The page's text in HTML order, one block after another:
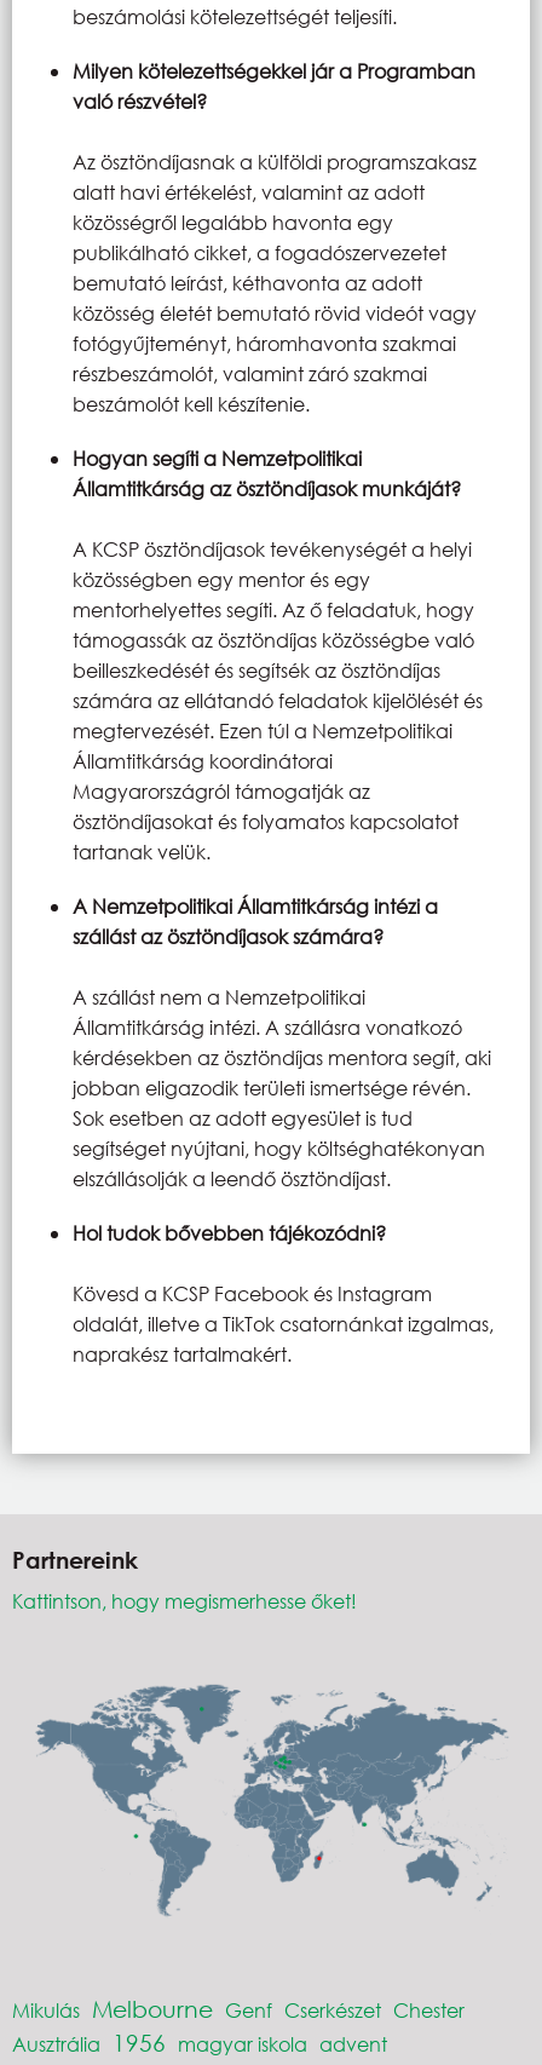
beszámolási kötelezettségét teljesíti.
Milyen kötelezettségekkel jár a Programban
való részvétel?
Az ösztöndíjasnak a külföldi programszakasz
alatt havi értékelést, valamint az adott
közösségről legalább havonta egy
publikálható cikket, a fogadószervezetet
bemutató leírást, kéthavonta az adott
közösség életét bemutató rövid videót vagy
fotógyűjteményt, háromhavonta szakmai
részbeszámolót, valamint záró szakmai
beszámolót kell készítenie.
Hogyan segíti a Nemzetpolitikai
Államtitkárság az ösztöndíjasok munkáját?
A KCSP ösztöndíjasok tevékenységét a helyi
közösségben egy mentor és egy
mentorhelyettes segíti. Az ő feladatuk, hogy
támogassák az ösztöndíjas közösségbe való
beilleszkedését és segítsék az ösztöndíjas
számára az ellátandó feladatok kijelölését és
megtervezését. Ezen túl a Nemzetpolitikai
Államtitkárság koordinátorai
Magyarországról támogatják az
ösztöndíjasokat és folyamatos kapcsolatot
tartanak velük.
A Nemzetpolitikai Államtitkárság intézi a
szállást az ösztöndíjasok számára?
A szállást nem a Nemzetpolitikai
Államtitkárság intézi. A szállásra vonatkozó
kérdésekben az ösztöndíjas mentora segít, aki
jobban eligazodik területi ismertsége révén.
Sok esetben az adott egyesület is tud
segítséget nyújtani, hogy költséghatékonyan
elszállásolják a leendő ösztöndíjast.
Hol tudok bővebben tájékozódni?
Kövesd a KCSP Facebook és Instagram
oldalát, illetve a TikTok csatornánkat izgalmas,
naprakész tartalmakért.
Partnereink
Kattintson, hogy megismerhesse őket!
Mikulás Melbourne Genf Cserkészet Chester
Ausztrália
1956 magyar iskola advent